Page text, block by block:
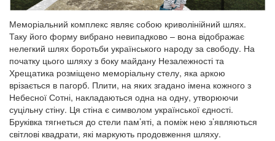
Меморіальний комплекс являє собою криволінійний шлях.
Таку його форму вибрано невипадково – вона відображає
нелегкий шлях боротьби українського народу за свободу. На
початку цього шляху з боку майдану Незалежності та
Хрещатика розміщено меморіальну стелу, яка аркою
врізається в пагорб. Плити, на яких згадано імена кожного з
Небесної Сотні, накладаються одна на одну, утворюючи
суцільну стіну. Ця стіна є символом української єдності.
Бруківка тягнеться до стели пам’яті, а поміж нею з’являються
світлові квадрати, які маркують продовження шляху.